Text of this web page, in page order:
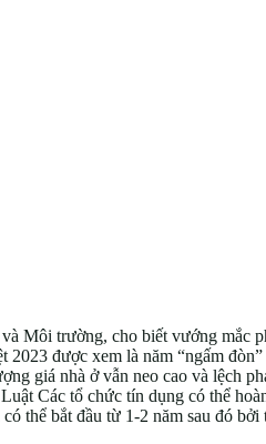
Môi trường, cho biết vướng mắc
2023 được xem là năm “ngấm
giá nhà ở vẫn neo cao và lệch
Các tổ chức tín dụng có thể
thể bắt đầu từ 1-2 năm sau đó